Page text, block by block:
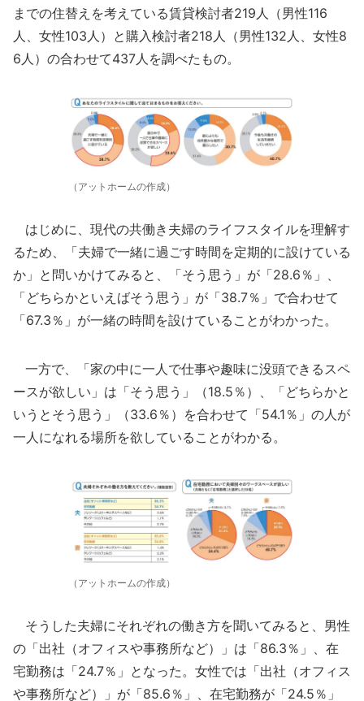
までの住替えを考えている賃貸検討者219人（男性116
人、女性103人）と購入検討者218人（男性132人、女性8
6人）の合わせて437人を調べたもの。
（アットホームの作成）
はじめに、現代の共働き夫婦のライフスタイルを理解す
るため、「夫婦で一緒に過ごす時間を定期的に設けている
か」と問いかけてみると、「そう思う」が「28.6％」、
「どちらかといえばそう思う」が「38.7％」で合わせて
「67.3％」が一緒の時間を設けていることがわかった。
一方で、「家の中に一人で仕事や趣味に没頭できるスペ
ースが欲しい」は「そう思う」（18.5％）、「どちらかと
いうとそう思う」（33.6％）を合わせて「54.1％」の人が
一人になれる場所を欲していることがわかる。
（アットホームの作成）
そうした夫婦にそれぞれの働き方を聞いてみると、男性
の「出社（オフィスや事務所など）」は「86.3％」、在
宅勤務は「24.7％」となった。女性では「出社（オフィス
や事務所など）」が「85.6％」、在宅勤務が「24.5％」